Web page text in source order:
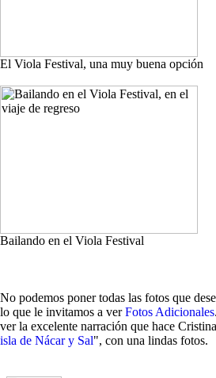
El Viola Festival, una muy buena opción
Bailando en el Viola Festival
No podemos poner todas las fotos que
lo que le invitamos a verFotos Adicionales
ver la excelente narración que hace
isla de Nácar y Sal", con una lindas fotos.